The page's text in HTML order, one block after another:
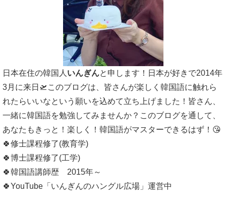
日本在住の韓国人 いんぎんと申します！日本が好きで2014年
3月に来日🛫このブログは、皆さんが楽しく韓国語に触れら
れたらいいなという願いを込めて立ち上げました！皆さん、
一緒に韓国語を勉強してみませんか？このブログを通して、
あなたもきっと！楽しく！韓国語がマスターできるはず！😘
🍀修士課程修了(教育学)
🍀博士課程修了(工学)
🍀韓国語講師歴 2015年～
🍀YouTube「いんぎんのハングル広場」運営中